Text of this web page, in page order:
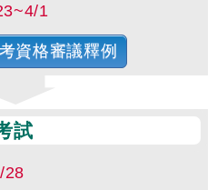
1
資格審議釋例
試
28